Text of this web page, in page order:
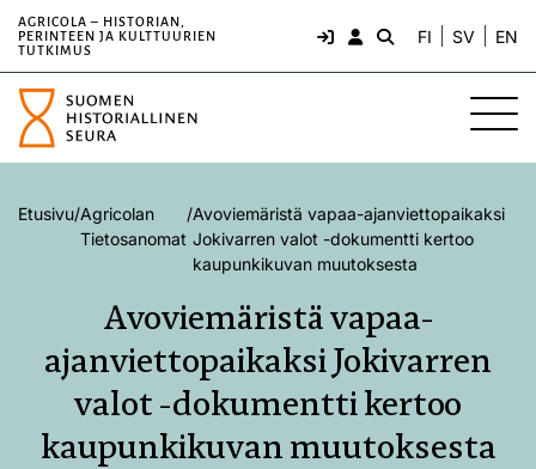
AGRICOLA – HISTORIAN,
PERINTEEN JA KULTTUURIEN
TUTKIMUS
FI SV EN
Etusivu/Agricolan
Tietosanomat
/Avoviemäristä vapaa-ajanviettopaikaksi
Jokivarren valot -dokumentti kertoo
kaupunkikuvan muutoksesta
Avoviemäristä vapaa-
ajanviettopaikaksi Jokivarren
valot -dokumentti kertoo
kaupunkikuvan muutoksesta